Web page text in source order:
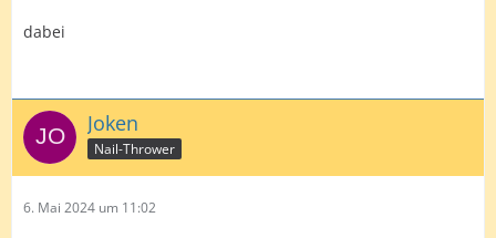
dabei
Joken
Nail-Thrower
6. Mai 2024 um 11:02